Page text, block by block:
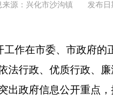
来源：兴化市沙沟镇 发布日
作在市委、市政府
法行政、优质行政、
出政府信息公开重点